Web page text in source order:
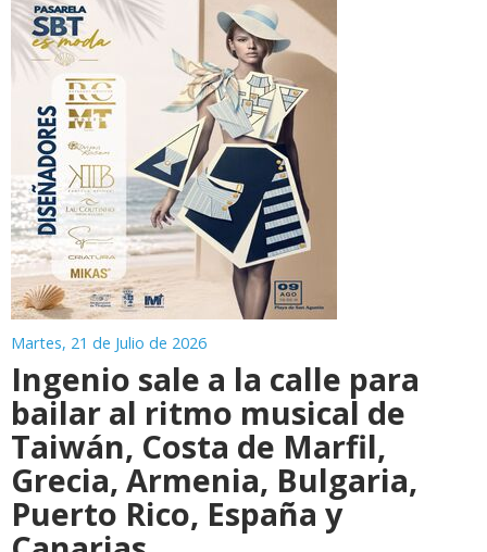
Martes, 21 de Julio de 2026
Ingenio sale a la calle para
bailar al ritmo musical de
Taiwán, Costa de Marfil,
Grecia, Armenia, Bulgaria,
Puerto Rico, España y